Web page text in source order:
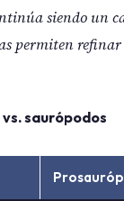
siendo un
permiten
saurópodos